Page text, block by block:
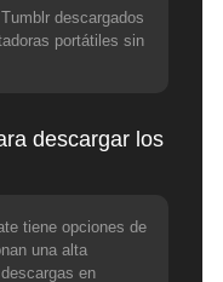
descargados
portátiles sin
descargar los
tiene opciones de
una alta
en